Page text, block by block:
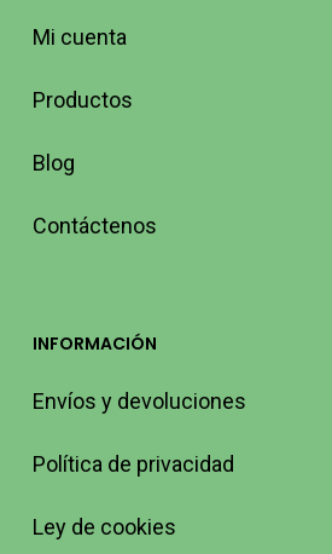
Mi cuenta
Productos
Blog
Contáctenos
INFORMACIÓN
Envíos y devoluciones
Política de privacidad
Ley de cookies